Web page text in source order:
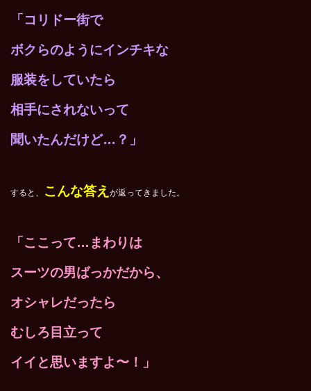
「コリドー街で
ボクらのようにインチキな
服装をしていたら
相手にされないって
聞いたんだけど…？」
すると、 こんな答え が返ってきました。
「ここって…まわりは
スーツの男ばっかだから、
オシャレだったら
むしろ目立って
イイと思いますよ〜！」